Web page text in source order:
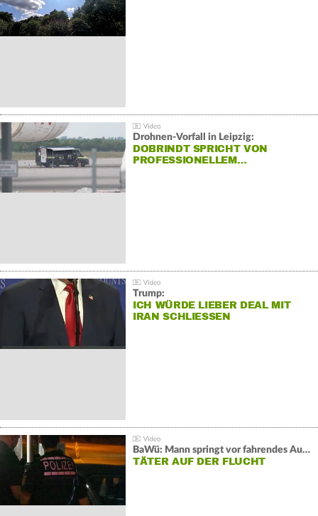
Drohnen-Vorfall in Leipzig:
DOBRINDT SPRICHT VON
PROFESSIONELLEM…
Trump:
ICH WÜRDE LIEBER DEAL MIT
IRAN SCHLIESSEN
BaWü: Mann springt vor fahrendes Auto und schießt
TÄTER AUF DER FLUCHT